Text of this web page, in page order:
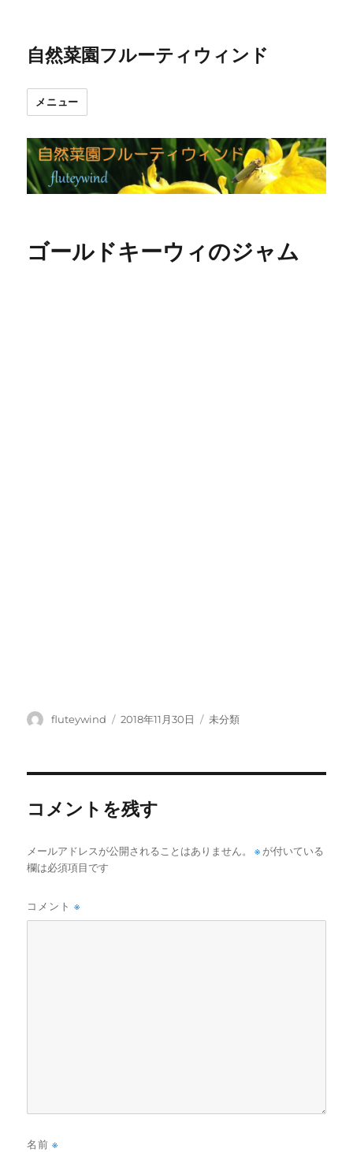
自然菜園フルーティウィンド
メニュー
ゴールドキーウィのジャム
投
fluteywind
投
2018年11月30日
カ
未分類
コメントを残す
メールアドレスが公開されることはありません。 ※ が付いている
欄は必須項目です
コメント※
名前※